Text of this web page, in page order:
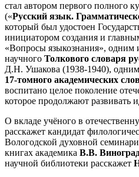
стал автором первого полного
(«Русский язык.
который был удостоен
инициатором создания и
«Вопросы языкознания», одним
научного Толкового словаря
Д.Н. Ушакова (1938-1940), одним
17-томного академических
воспитано целое поколение
которое продолжают развивать
О вкладе учёного в
расскажет кандидат
Вологодской духовной
книгах академика В.В.
научной библиотеки расскажет